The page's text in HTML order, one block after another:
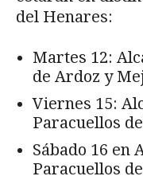
del Henares:
Martes 12:
de Ardoz y
Viernes 15:
Paracuellos
Sábado 16 en
Paracuellos